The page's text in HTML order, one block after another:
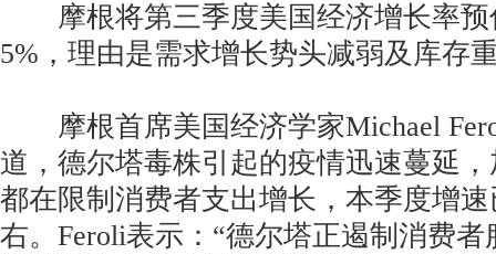
摩根将第三季度美国经济增长率预
5%，理由是需求增长势头减弱及库存
摩根首席美国经济学家Michael
道，德尔塔毒株引起的疫情迅速蔓延
都在限制消费者支出增长，本季度增
右。Feroli表示：“德尔塔正遏制消费